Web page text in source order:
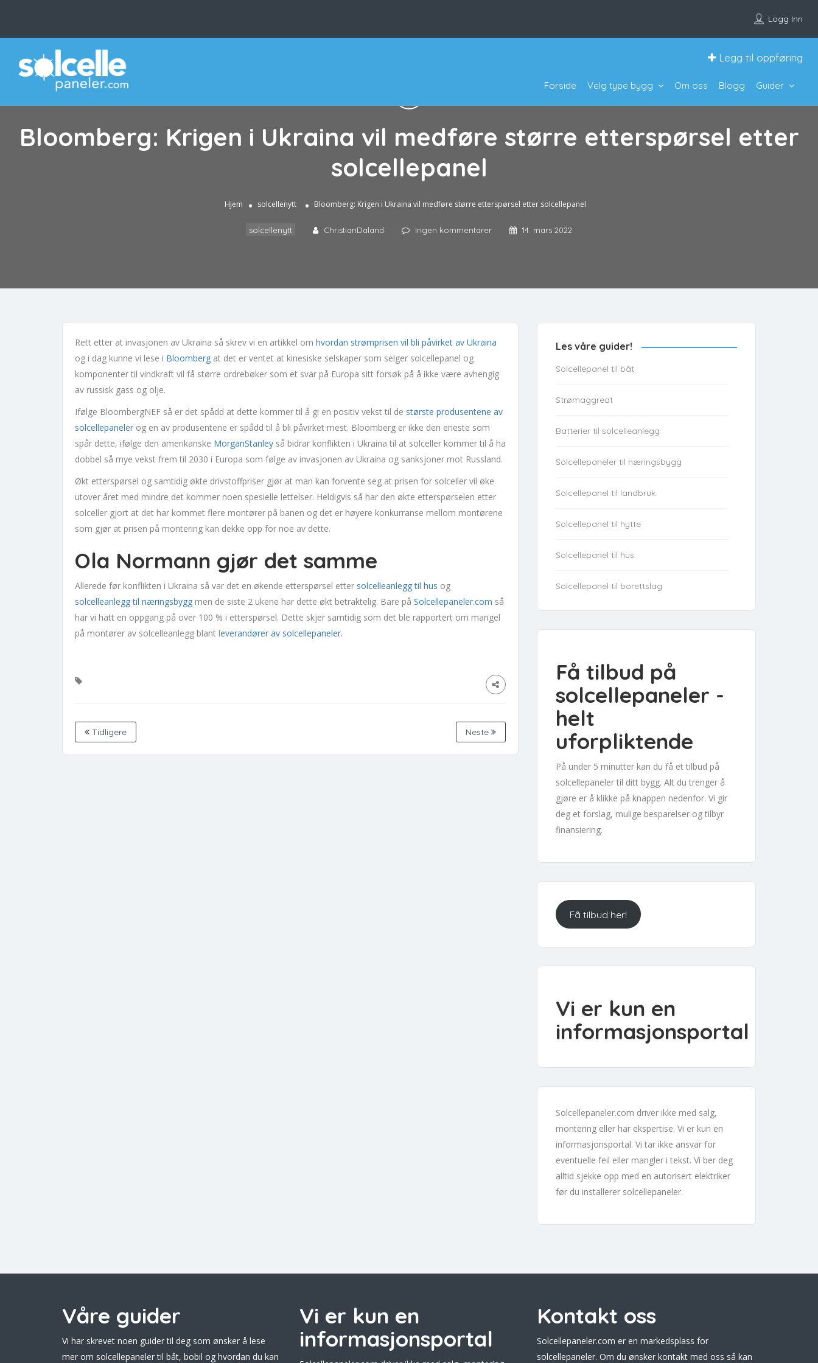
Logg Inn
Legg til oppføring
Forside Velg type bygg Om oss Blogg Guider
Bloomberg: Krigen i Ukraina vil medføre større etterspørsel etter
solcellepanel
Hjem solcellenytt Bloomberg: Krigen i Ukraina vil medføre større etterspørsel etter solcellepanel
solcellenytt ChristianDaland Ingen kommentarer 14. mars 2022
Rett etter at invasjonen av Ukraina så skrev vi en artikkel om hvordan strømprisen vil bli påvirket av Ukraina
og i dag kunne vi lese i Bloomberg at det er ventet at kinesiske selskaper som selger solcellepanel og
komponenter til vindkraft vil få større ordrebøker som et svar på Europa sitt forsøk på å ikke være avhengig
av russisk gass og olje.
Ifølge BloombergNEF så er det spådd at dette kommer til å gi en positiv vekst til de største produsentene av
solcellepaneler og en av produsentene er spådd til å bli påvirket mest. Bloomberg er ikke den eneste som
spår dette, ifølge den amerikanske MorganStanley så bidrar konflikten i Ukraina til at solceller kommer til å ha
dobbel så mye vekst frem til 2030 i Europa som følge av invasjonen av Ukraina og sanksjoner mot Russland.
Økt etterspørsel og samtidig økte drivstoffpriser gjør at man kan forvente seg at prisen for solceller vil øke
utover året med mindre det kommer noen spesielle lettelser. Heldigvis så har den økte etterspørselen etter
solceller gjort at det har kommet flere montører på banen og det er høyere konkurranse mellom montørene
som gjør at prisen på montering kan dekke opp for noe av dette.
Ola Normann gjør det samme
Allerede før konflikten i Ukraina så var det en økende etterspørsel etter solcelleanlegg til hus og
solcelleanlegg til næringsbygg men de siste 2 ukene har dette økt betraktelig. Bare på Solcellepaneler.com så
har vi hatt en oppgang på over 100 % i etterspørsel. Dette skjer samtidig som det ble rapportert om mangel
på montører av solcelleanlegg blant leverandører av solcellepaneler.
Tidligere Neste
Les våre guider!
Solcellepanel til båt
Strømaggreat
Batterier til solcelleanlegg
Solcellepaneler til næringsbygg
Solcellepanel til landbruk
Solcellepanel til hytte
Solcellepanel til hus
Solcellepanel til borettslag
Få tilbud på
solcellepaneler -
helt
uforpliktende
På under 5 minutter kan du få et tilbud på
solcellepaneler til ditt bygg. Alt du trenger å
gjøre er å klikke på knappen nedenfor. Vi gir
deg et forslag, mulige besparelser og tilbyr
finansiering.
Få tilbud her!
Vi er kun en
informasjonsportal
Solcellepaneler.com driver ikke med salg,
montering eller har ekspertise. Vi er kun en
informasjonsportal. Vi tar ikke ansvar for
eventuelle feil eller mangler i tekst. Vi ber deg
alltid sjekke opp med en autorisert elektriker
før du installerer solcellepaneler.
Våre guider
Vi har skrevet noen guider til deg som ønsker å lese
mer om solcellepaneler til båt, bobil og hvordan du kan
Vi er kun en
informasjonsportal
Kontakt oss
Solcellepaneler.com er en markedsplass for
solcellepaneler. Om du ønsker kontakt med oss så kan